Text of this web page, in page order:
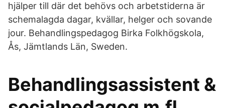
hjälper till där det behövs och arbetstiderna är
schemalagda dagar, kvällar, helger och sovande
jour. Behandlingspedagog Birka Folkhögskola,
Ås, Jämtlands Län, Sweden.
Behandlingsassistent &